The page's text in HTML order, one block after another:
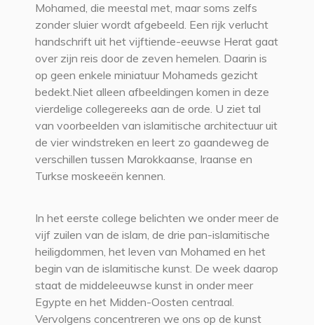
Mohamed, die meestal met, maar soms zelfs
zonder sluier wordt afgebeeld. Een rijk verlucht
handschrift uit het vijftiende-eeuwse Herat gaat
over zijn reis door de zeven hemelen. Daarin is
op geen enkele miniatuur Mohameds gezicht
bedekt.Niet alleen afbeeldingen komen in deze
vierdelige collegereeks aan de orde. U ziet tal
van voorbeelden van islamitische architectuur uit
de vier windstreken en leert zo gaandeweg de
verschillen tussen Marokkaanse, Iraanse en
Turkse moskeeën kennen.
In het eerste college belichten we onder meer de
vijf zuilen van de islam, de drie pan-islamitische
heiligdommen, het leven van Mohamed en het
begin van de islamitische kunst. De week daarop
staat de middeleeuwse kunst in onder meer
Egypte en het Midden-Oosten centraal.
Vervolgens concentreren we ons op de kunst